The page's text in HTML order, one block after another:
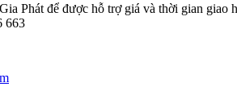
Phát để được hỗ trợ giá và thời gian giao
663